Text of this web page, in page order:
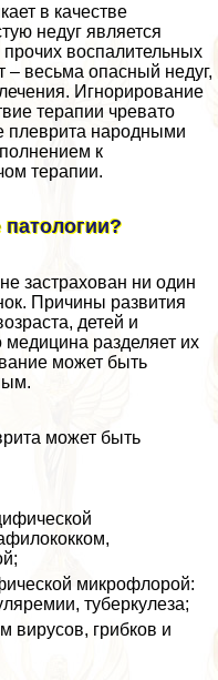
в качестве
недуг является
воспалительных
– весьма опасный недуг,
Игнорирование
терапии чревато
плеврита народными
к
терапии.
застрахован ни один
Причины развития
детей и
разделяет их
может быть
может быть
микрофлорой:
туберкулеза;
вирусов, грибков и